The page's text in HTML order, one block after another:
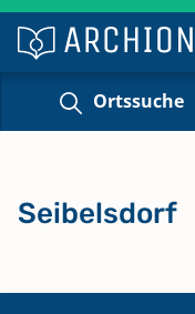
Ortssuche
Seibelsdorf